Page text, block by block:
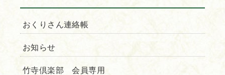
おくりさん連絡帳
お知らせ
竹寺倶楽部 会員専用